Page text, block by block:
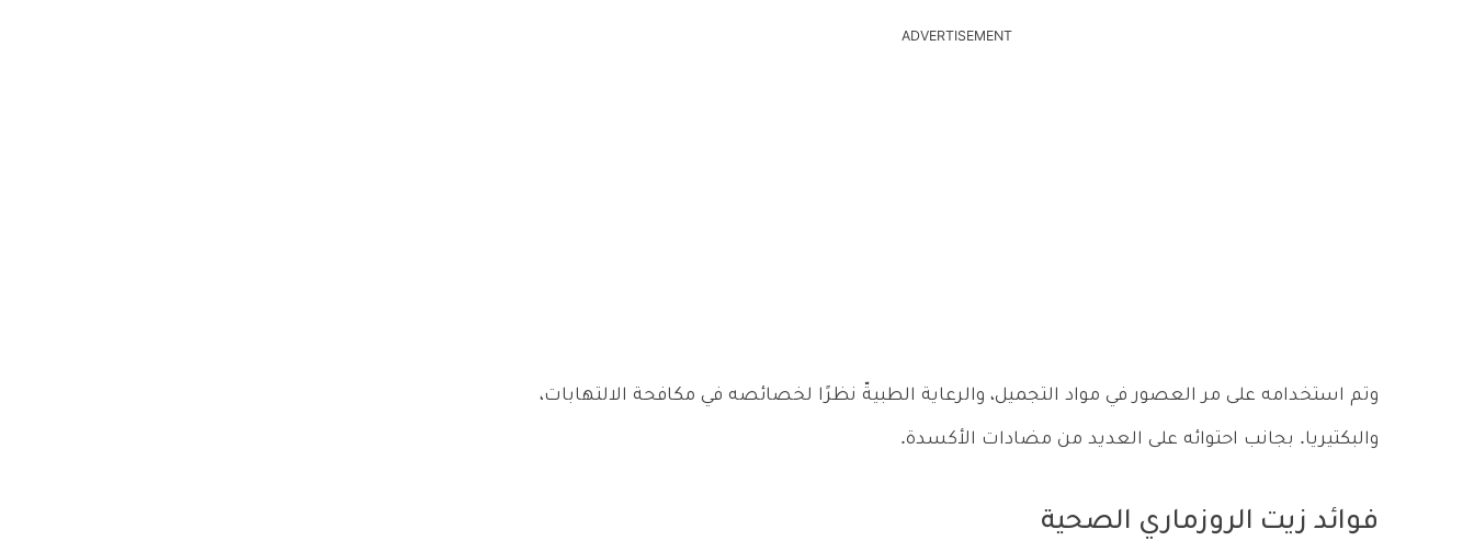
ADVERTISEMENT
وتم استخدامه على مر العصور في مواد التجميل، والرعاية الطبيةّ نظرًا لخصائصه في مكافحة الالتهابات،
والبكتيريا. بجانب احتوائه على العديد من مضادات الأكسدة.
فوائد زيت الروزماري الصحية